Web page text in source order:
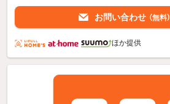
お問い合わせ （無料）
ほか提供